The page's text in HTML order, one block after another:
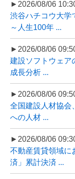
►2026/08/06
渋谷ハチコウ大学
～人生100年 ...
►2026/08/06
建設ソフトウェア
成長分析 ...
►2026/08/06
全国建設人材協会
への人材 ...
►2026/08/06
不動産賃貸領域に
済」累計決済 ...